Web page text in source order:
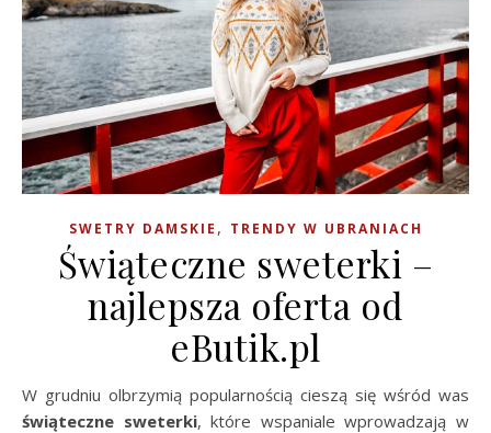
SWETRY DAMSKIE , TRENDY W UBRANIACH
Świąteczne sweterki –
najlepsza oferta od
eButik.pl
W grudniu olbrzymią popularnością cieszą się wśród was
świąteczne sweterki, które wspaniale wprowadzają w